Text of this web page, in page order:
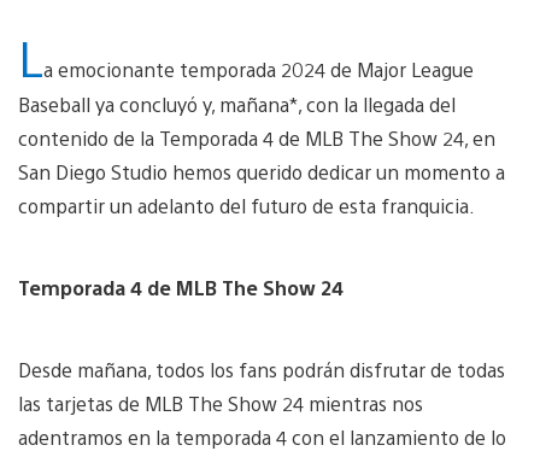
La emocionante temporada 2024 de Major League
Baseball ya concluyó y, mañana*, con la llegada del
contenido de la Temporada 4 de MLB The Show 24, en
San Diego Studio hemos querido dedicar un momento a
compartir un adelanto del futuro de esta franquicia.
Temporada 4 de MLB The Show 24
Desde mañana, todos los fans podrán disfrutar de todas
las tarjetas de MLB The Show 24 mientras nos
adentramos en la temporada 4 con el lanzamiento de lo